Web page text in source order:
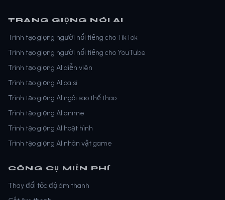
TRANG GIỌNG NÓI AI
Trình tạo giọng người nổi tiếng cho TikTok
Trình tạo giọng người nổi tiếng cho YouTube
Trình tạo giọng AI diễn viên
Trình tạo giọng AI ca sĩ
Trình tạo giọng AI ngôi sao thể thao
Trình tạo giọng AI anime
Trình tạo giọng AI hoạt hình
Trình tạo giọng AI nhân vật game
CÔNG CỤ MIỄN PHÍ
Thay đổi tốc độ âm thanh